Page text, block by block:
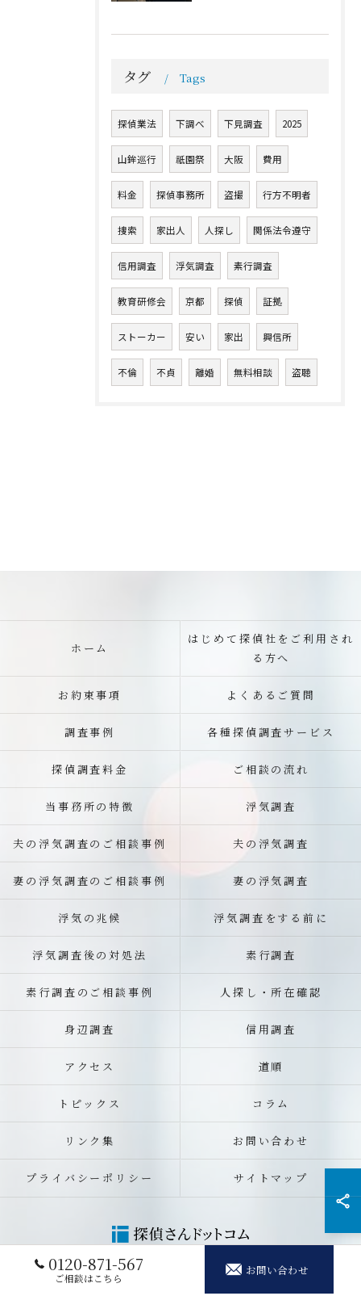
タグ Tags
探偵業法 下調べ 下見調査 2025
山鉾巡行 祇園祭 大阪 費用
料金 探偵事務所 盗撮 行方不明者
捜索 家出人 人探し 関係法令遵守
信用調査 浮気調査 素行調査
教育研修会 京都 探偵 証拠
ストーカー 安い 家出 興信所
不倫 不貞 離婚 無料相談 盗聴
0120-871-567
ご相談はこちら
お問い合わせ
ホーム
はじめて探偵社をご利用され
る方へ
お約束事項 よくあるご質問
調査事例 各種探偵調査サービス
探偵調査料金 ご相談の流れ
当事務所の特徴 浮気調査
夫の浮気調査のご相談事例 夫の浮気調査
妻の浮気調査のご相談事例 妻の浮気調査
浮気の兆候 浮気調査をする前に
浮気調査後の対処法 素行調査
素行調査のご相談事例 人探し・所在確認
身辺調査 信用調査
アクセス 道順
トピックス コラム
リンク集 お問い合わせ
プライバシーポリシー サイトマップ
© 2026 京都の探偵なら探偵さんドットコム ALL RIGHTS RESERVED.